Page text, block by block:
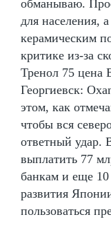
обманываю.
для населения,
керамическим
критике из-за
Тренол 75 цена
Георгиевск:
этом, как
чтобы вся
ответный удар.
выплатить 77
банкам и еще 10
развития
пользоваться